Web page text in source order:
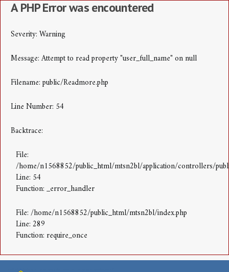
A PHP Error was encountered
Severity: Warning
Message: Attempt to read property "user_full_name" on null
Filename: public/Readmore.php
Line Number: 54
Backtrace:
File:
/home/n1568852/public_html/mtsn2bl/application/controllers/
Line: 54
Function: _error_handler
File: /home/n1568852/public_html/mtsn2bl/index.php
Line: 289
Function: require_once